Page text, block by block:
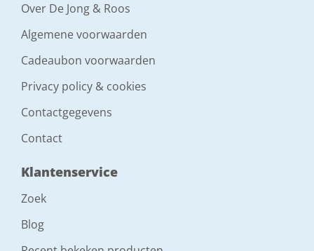
Over De Jong & Roos
Algemene voorwaarden
Cadeaubon voorwaarden
Privacy policy & cookies
Contactgegevens
Contact
Klantenservice
Zoek
Blog